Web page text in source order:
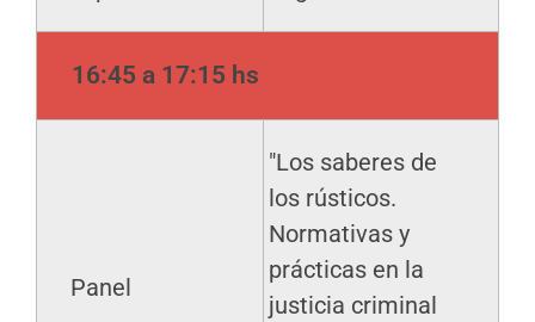
16:45 a 17:15 hs
Panel
"Los saberes de
los rústicos.
Normativas y
prácticas en la
justicia criminal